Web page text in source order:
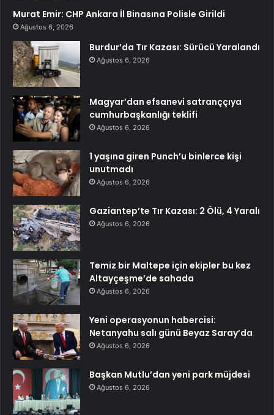
Murat Emir: CHP Ankara İl Binasına Polisle Girildi
Ağustos 6, 2026
Burdur’da Tır Kazası: Sürücü Yaralandı
Ağustos 6, 2026
Magyar’dan efsanevi satranççıya
cumhurbaşkanlığı teklifi
Ağustos 6, 2026
1 yaşına giren Punch’u binlerce kişi
unutmadı
Ağustos 6, 2026
Gaziantep’te Tır Kazası: 2 Ölü, 4 Yaralı
Ağustos 6, 2026
Temiz bir Maltepe için ekipler bu kez
Altayçeşme’de sahada
Ağustos 6, 2026
Yeni operasyonun habercisi:
Netanyahu salı günü Beyaz Saray’da
Ağustos 6, 2026
Başkan Mutlu’dan yeni park müjdesi
Ağustos 6, 2026